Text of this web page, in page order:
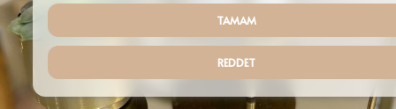
Tepsiler
Saksılar
Servisler
TAMAM
REDDET